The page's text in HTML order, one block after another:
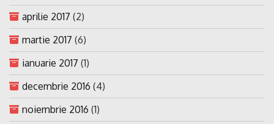
aprilie 2017 (2)
martie 2017 (6)
ianuarie 2017 (1)
decembrie 2016 (4)
noiembrie 2016 (1)